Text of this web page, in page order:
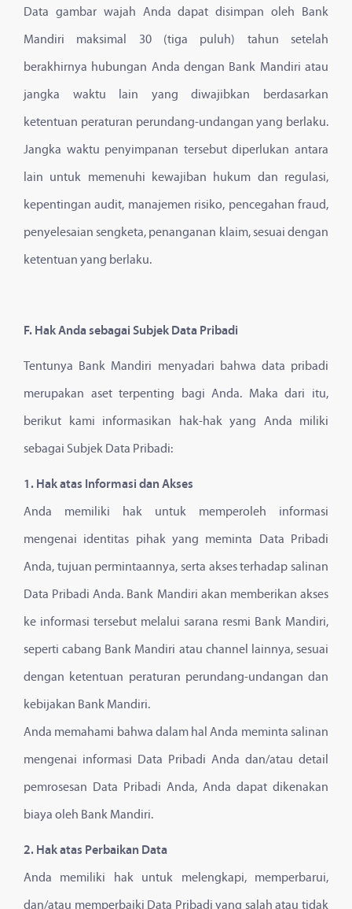
Data gambar wajah Anda dapat disimpan oleh Bank
Mandiri maksimal 30 (tiga puluh) tahun setelah
berakhirnya hubungan Anda dengan Bank Mandiri atau
jangka waktu lain yang diwajibkan berdasarkan
ketentuan peraturan perundang-undangan yang berlaku.
Jangka waktu penyimpanan tersebut diperlukan antara
lain untuk memenuhi kewajiban hukum dan regulasi,
kepentingan audit, manajemen risiko, pencegahan fraud,
penyelesaian sengketa, penanganan klaim, sesuai dengan
ketentuan yang berlaku.
F. Hak Anda sebagai Subjek Data Pribadi
Tentunya Bank Mandiri menyadari bahwa data pribadi
merupakan aset terpenting bagi Anda. Maka dari itu,
berikut kami informasikan hak-hak yang Anda miliki
sebagai Subjek Data Pribadi:
1. Hak atas Informasi dan Akses
Anda memiliki hak untuk memperoleh informasi
mengenai identitas pihak yang meminta Data Pribadi
Anda, tujuan permintaannya, serta akses terhadap salinan
Data Pribadi Anda. Bank Mandiri akan memberikan akses
ke informasi tersebut melalui sarana resmi Bank Mandiri,
seperti cabang Bank Mandiri atau channel lainnya, sesuai
dengan ketentuan peraturan perundang-undangan dan
kebijakan Bank Mandiri.
Anda memahami bahwa dalam hal Anda meminta salinan
mengenai informasi Data Pribadi Anda dan/atau detail
pemrosesan Data Pribadi Anda, Anda dapat dikenakan
biaya oleh Bank Mandiri.
2. Hak atas Perbaikan Data
Anda memiliki hak untuk melengkapi, memperbarui,
dan/atau memperbaiki Data Pribadi yang salah atau tidak